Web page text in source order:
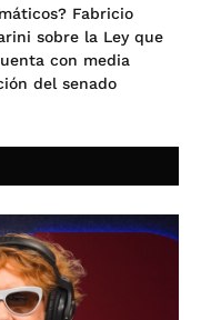
Fabricio
sobre la Ley que
con media
del senado